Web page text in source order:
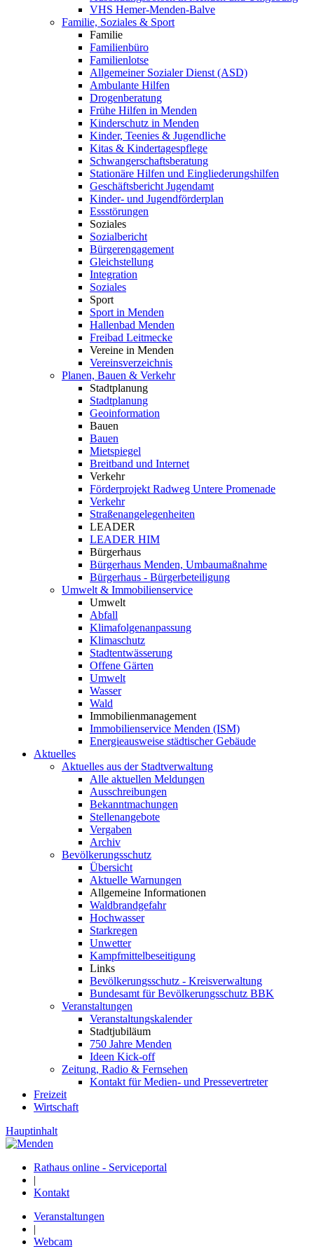
VHS Hemer-Menden-Balve
Familie, Soziales & Sport
Familie
Familienbüro
Familienlotse
Allgemeiner Sozialer Dienst (ASD)
Ambulante Hilfen
Drogenberatung
Frühe Hilfen in Menden
Kinderschutz in Menden
Kinder, Teenies & Jugendliche
Kitas & Kindertagespflege
Schwangerschaftsberatung
Stationäre Hilfen und Eingliederungshilfen
Geschäftsbericht Jugendamt
Kinder- und Jugendförderplan
Essstörungen
Soziales
Sozialbericht
Bürgerengagement
Gleichstellung
Integration
Soziales
Sport
Sport in Menden
Hallenbad Menden
Freibad Leitmecke
Vereine in Menden
Vereinsverzeichnis
Planen, Bauen & Verkehr
Stadtplanung
Stadtplanung
Geoinformation
Bauen
Bauen
Mietspiegel
Breitband und Internet
Verkehr
Förderprojekt Radweg Untere Promenade
Verkehr
Straßenangelegenheiten
LEADER
LEADER HIM
Bürgerhaus
Bürgerhaus Menden, Umbaumaßnahme
Bürgerhaus - Bürgerbeteiligung
Umwelt & Immobilienservice
Umwelt
Abfall
Klimafolgenanpassung
Klimaschutz
Stadtentwässerung
Offene Gärten
Umwelt
Wasser
Wald
Immobilienmanagement
Immobilienservice Menden (ISM)
Energieausweise städtischer Gebäude
Aktuelles
Aktuelles aus der Stadtverwaltung
Alle aktuellen Meldungen
Ausschreibungen
Bekanntmachungen
Stellenangebote
Vergaben
Archiv
Bevölkerungsschutz
Übersicht
Aktuelle Warnungen
Allgemeine Informationen
Waldbrandgefahr
Hochwasser
Starkregen
Unwetter
Kampfmittelbeseitigung
Links
Bevölkerungsschutz - Kreisverwaltung
Bundesamt für Bevölkerungsschutz BBK
Veranstaltungen
Veranstaltungskalender
Stadtjubiläum
750 Jahre Menden
Ideen Kick-off
Zeitung, Radio & Fernsehen
Kontakt für Medien- und Pressevertreter
Freizeit
Wirtschaft
Hauptinhalt
Rathaus online - Serviceportal
|
Kontakt
Veranstaltungen
|
Webcam